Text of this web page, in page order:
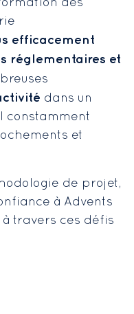
des
efficacement
réglementaires et
dans un
constamment
et
de projet,
à Advents
travers ces défis